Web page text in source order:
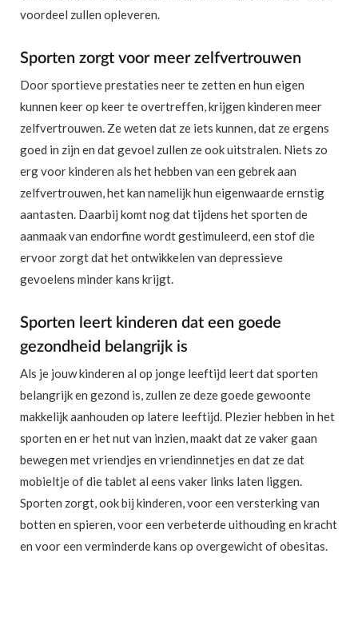
voordeel zullen opleveren.
Sporten zorgt voor meer zelfvertrouwen
Door sportieve prestaties neer te zetten en hun eigen
kunnen keer op keer te overtreffen, krijgen kinderen meer
zelfvertrouwen. Ze weten dat ze iets kunnen, dat ze ergens
goed in zijn en dat gevoel zullen ze ook uitstralen. Niets zo
erg voor kinderen als het hebben van een gebrek aan
zelfvertrouwen, het kan namelijk hun eigenwaarde ernstig
aantasten. Daarbij komt nog dat tijdens het sporten de
aanmaak van endorfine wordt gestimuleerd, een stof die
ervoor zorgt dat het ontwikkelen van depressieve
gevoelens minder kans krijgt.
Sporten leert kinderen dat een goede
gezondheid belangrijk is
Als je jouw kinderen al op jonge leeftijd leert dat sporten
belangrijk en gezond is, zullen ze deze goede gewoonte
makkelijk aanhouden op latere leeftijd. Plezier hebben in het
sporten en er het nut van inzien, maakt dat ze vaker gaan
bewegen met vriendjes en vriendinnetjes en dat ze dat
mobieltje of die tablet al eens vaker links laten liggen.
Sporten zorgt, ook bij kinderen, voor een versterking van
botten en spieren, voor een verbeterde uithouding en kracht
en voor een verminderde kans op overgewicht of obesitas.